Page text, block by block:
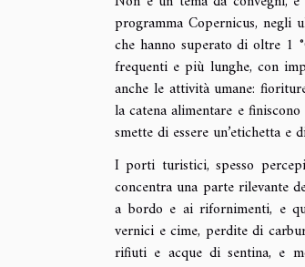
programma Copernicus, negli
che hanno superato di oltre 1
frequenti e più lunghe, con
anche le attività umane:
la catena alimentare e
smette di essere un’etichetta e
I porti turistici, spesso
concentra una parte rilevante
a bordo e ai rifornimenti, e
vernici e cime, perdite di
rifiuti e acque di sentina, e